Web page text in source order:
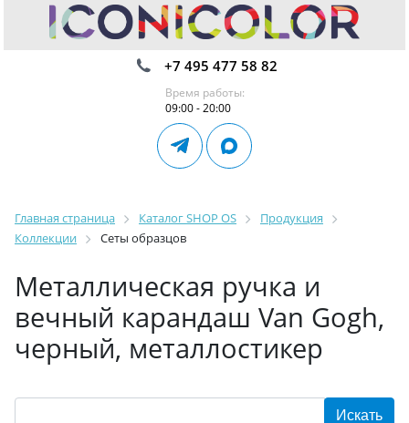
+7 495 477 58 82
Время работы:
09:00 - 20:00
Главная страница Каталог SHOP OS
Продукция
Коллекции
Сеты образцов
Металлическая ручка и
вечный карандаш Van Gogh,
черный, металлостикер